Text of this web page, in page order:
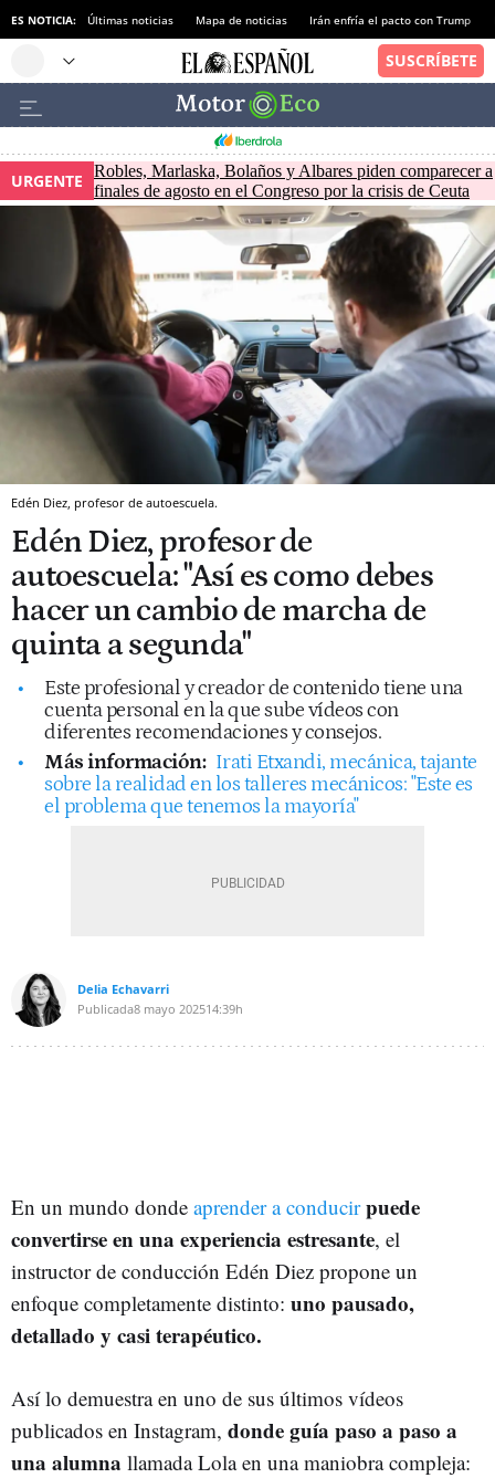
ES NOTICIA: Últimas noticias Mapa de noticias Irán enfría el pacto con Trump
URGENTE
Robles, Marlaska, Bolaños y Albares piden comparecer a
finales de agosto en el Congreso por la crisis de Ceuta
Edén Diez, profesor de autoescuela.
Edén Diez, profesor de
autoescuela: "Así es como debes
hacer un cambio de marcha de
quinta a segunda"
Este profesional y creador de contenido tiene una
cuenta personal en la que sube vídeos con
diferentes recomendaciones y consejos.
Más información: Irati Etxandi, mecánica, tajante
sobre la realidad en los talleres mecánicos: "Este es
el problema que tenemos la mayoría"
Delia Echavarri
Publicada8 mayo 202514:39h
En un mundo donde aprender a conducir puede
convertirse en una experiencia estresante, el
instructor de conducción Edén Diez propone un
enfoque completamente distinto: uno pausado,
detallado y casi terapéutico.
Así lo demuestra en uno de sus últimos vídeos
publicados en Instagram, donde guía paso a paso a
una alumna llamada Lola en una maniobra compleja: